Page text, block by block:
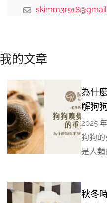
我的文章
為什
解狗
2025
狗狗
是人類
秋冬